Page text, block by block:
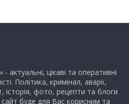
актуальні, цікаві та оперативні
Політика, кримінал, аварії,
історія, фото, рецепти та блоги
буде для Вас корисним та